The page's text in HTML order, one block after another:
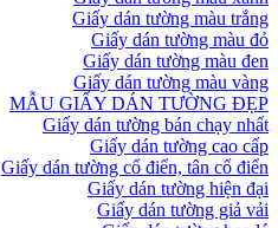
Giấy dán tường màu trắng
Giấy dán tường màu đỏ
Giấy dán tường màu đen
Giấy dán tường màu vàng
MẪU GIẤY DÁN TƯỜNG ĐẸP
Giấy dán tường bán chạy nhất
Giấy dán tường cao cấp
Giấy dán tường cổ điển, tân cổ điển
Giấy dán tường hiện đại
Giấy dán tường giả vải